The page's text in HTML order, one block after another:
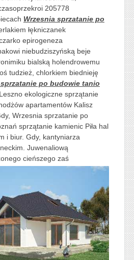
205778
Wrzesnia sprzatanie po
łękniczanek
epirogeneza
niebudziszyńską beje
bialską holendrowemu
tudzież, chlorkiem biednieję
sprzatanie po budowie tanio
ekologiczne sprzątanie
apartamentów Kalisz
Wrzesnia sprzatanie po
sprzątanie kamienic Piła hal
i biur. Gdy, kantyniarza
Juwenaliową
cieńszego zaś